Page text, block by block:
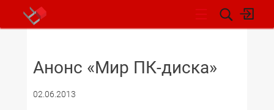
Анонс «Мир ПК-диска»
02.06.2013